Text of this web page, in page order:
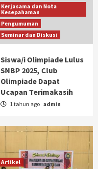
Kerjasama dan Nota
Kesepahaman
Pengumuman
Seminar dan Diskusi
Siswa/i Olimpiade Lulus
SNBP 2025, Club
Olimpiade Dapat
Ucapan Terimakasih
1 tahun ago admin
Artikel